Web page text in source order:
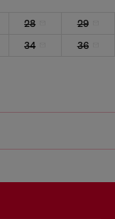
28
29
34
36